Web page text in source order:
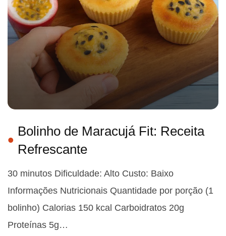
Bolinho de Maracujá Fit: Receita
Refrescante
30 minutos Dificuldade: Alto Custo: Baixo
Informações Nutricionais Quantidade por porção (1
bolinho) Calorias 150 kcal Carboidratos 20g
Proteínas 5g…